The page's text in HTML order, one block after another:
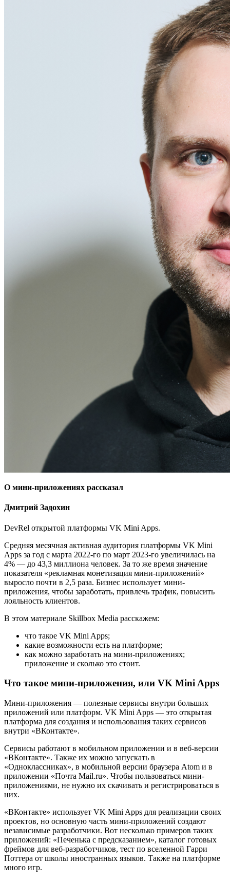
О мини-приложениях рассказал
Дмитрий Задохин
DevRel открытой платформы VK Mini Apps.
Средняя месячная активная аудитория платформы VK Mini
Apps за год с марта 2022-го по март 2023-го увеличилась на
4% — до 43,3 миллиона человек. За то же время значение
показателя «рекламная монетизация мини-приложений»
выросло почти в 2,5 раза. Бизнес использует мини-
приложения, чтобы заработать, привлечь трафик, повысить
лояльность клиентов.
В этом материале Skillbox Media расскажем:
что такое VK Mini Apps;
какие возможности есть на платформе;
как можно заработать на мини-приложениях;
приложение и сколько это стоит.
Что такое мини-приложения, или VK Mini Apps
Мини-приложения — полезные сервисы внутри больших
приложений или платформ. VK Mini Apps — это открытая
платформа для создания и использования таких сервисов
внутри «ВКонтакте».
Сервисы работают в мобильном приложении и в веб-версии
«ВКонтакте». Также их можно запускать в
«Одноклассниках», в мобильной версии браузера Atom и в
приложении «Почта Mail.ru». Чтобы пользоваться мини-
приложениями, не нужно их скачивать и регистрироваться в
них.
«ВКонтакте» использует VK Mini Apps для реализации своих
проектов, но основную часть мини-приложений создают
независимые разработчики. Вот несколько примеров таких
приложений: «Печенька с предсказанием», каталог готовых
фреймов для веб-разработчиков, тест по вселенной Гарри
Поттера от школы иностранных языков. Также на платформе
много игр.